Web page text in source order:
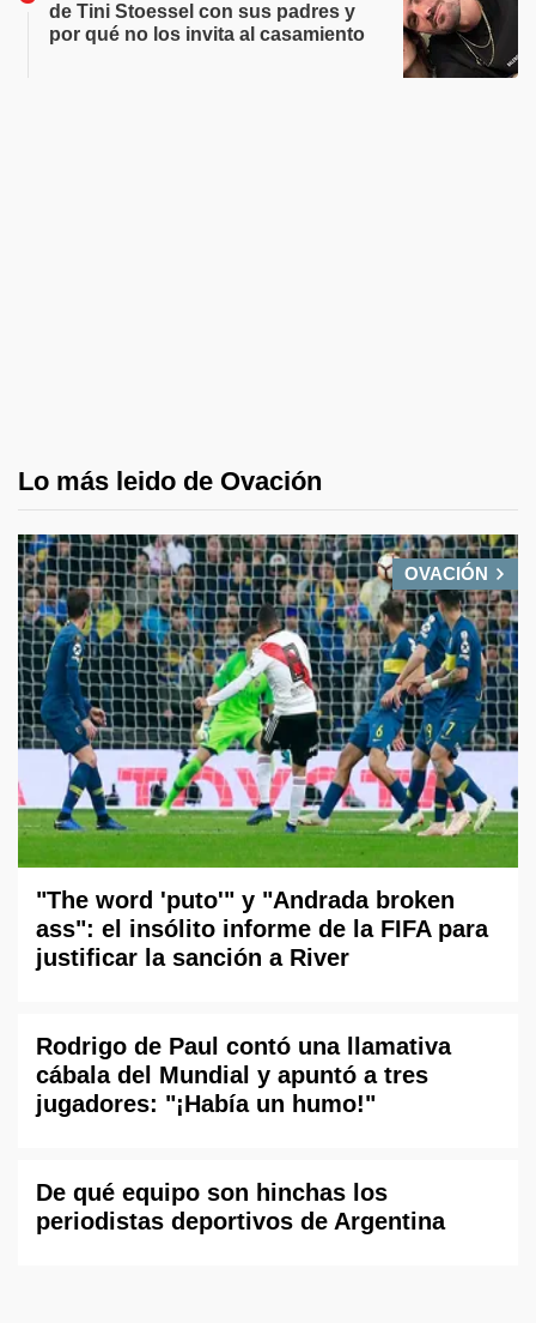
de Tini Stoessel con sus padres y
por qué no los invita al casamiento
Lo más leido de Ovación
OVACIÓN
"The word 'puto'" y "Andrada broken
ass": el insólito informe de la FIFA para
justificar la sanción a River
Rodrigo de Paul contó una llamativa
cábala del Mundial y apuntó a tres
jugadores: "¡Había un humo!"
De qué equipo son hinchas los
periodistas deportivos de Argentina